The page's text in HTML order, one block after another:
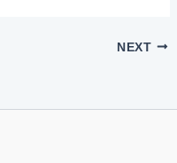
NEXT